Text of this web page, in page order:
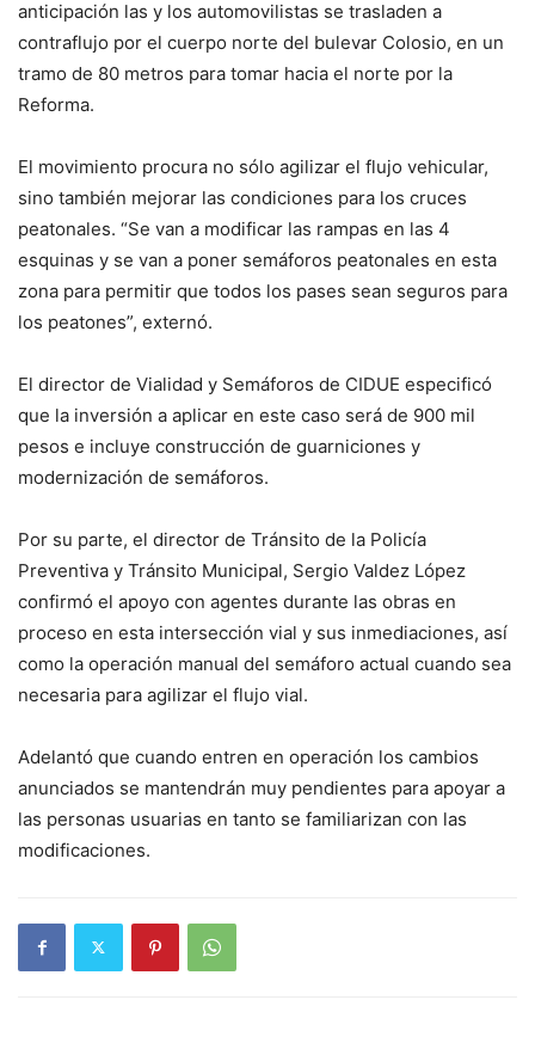
anticipación las y los automovilistas se trasladen a
contraflujo por el cuerpo norte del bulevar Colosio, en un
tramo de 80 metros para tomar hacia el norte por la
Reforma.
El movimiento procura no sólo agilizar el flujo vehicular,
sino también mejorar las condiciones para los cruces
peatonales. “Se van a modificar las rampas en las 4
esquinas y se van a poner semáforos peatonales en esta
zona para permitir que todos los pases sean seguros para
los peatones”, externó.
El director de Vialidad y Semáforos de CIDUE especificó
que la inversión a aplicar en este caso será de 900 mil
pesos e incluye construcción de guarniciones y
modernización de semáforos.
Por su parte, el director de Tránsito de la Policía
Preventiva y Tránsito Municipal, Sergio Valdez López
confirmó el apoyo con agentes durante las obras en
proceso en esta intersección vial y sus inmediaciones, así
como la operación manual del semáforo actual cuando sea
necesaria para agilizar el flujo vial.
Adelantó que cuando entren en operación los cambios
anunciados se mantendrán muy pendientes para apoyar a
las personas usuarias en tanto se familiarizan con las
modificaciones.